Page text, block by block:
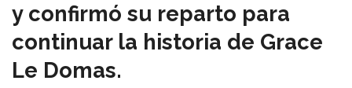
y confirmó su reparto para
continuar la historia de Grace
Le Domas.